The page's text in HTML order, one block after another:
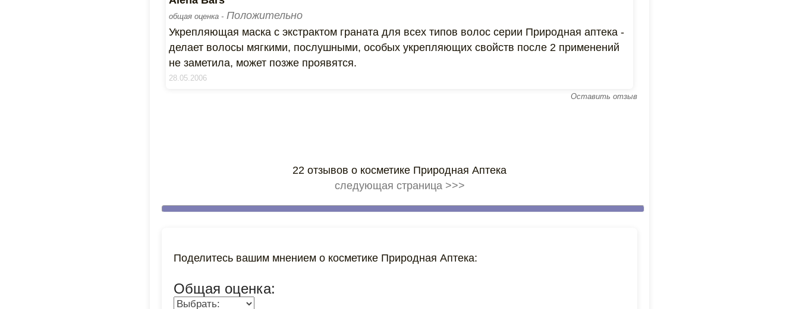
общая оценка - Положительно
Укрепляющая маска с экстрактом граната для всех типов волос серии Природная аптека -
делает волосы мягкими, послушными, особых укрепляющих свойств после 2 применений
не заметила, может позже проявятся.
28.05.2006
Оставить отзыв
22 отзывов о косметике Природная Аптека
следующая страница >>>
Поделитесь вашим мнением о косметике Природная Аптека:
Общая оценка: